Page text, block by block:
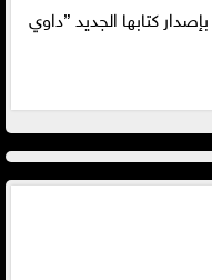
كتابها الجديد ”داوي